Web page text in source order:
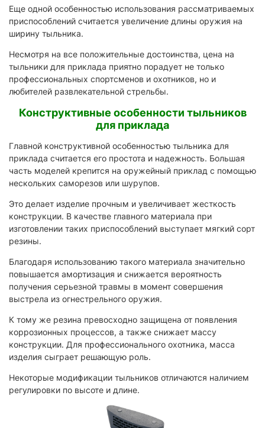
Еще одной особенностью использования рассматриваемых
приспособлений считается увеличение длины оружия на
ширину тыльника.
Несмотря на все положительные достоинства, цена на
тыльники для приклада приятно порадует не только
профессиональных спортсменов и охотников, но и
любителей развлекательной стрельбы.
Конструктивные особенности тыльников
для приклада
Главной конструктивной особенностью тыльника для
приклада считается его простота и надежность. Большая
часть моделей крепится на оружейный приклад с помощью
нескольких саморезов или шурупов.
Это делает изделие прочным и увеличивает жесткость
конструкции. В качестве главного материала при
изготовлении таких приспособлений выступает мягкий сорт
резины.
Благодаря использованию такого материала значительно
повышается амортизация и снижается вероятность
получения серьезной травмы в момент совершения
выстрела из огнестрельного оружия.
К тому же резина превосходно защищена от появления
коррозионных процессов, а также снижает массу
конструкции. Для профессионального охотника, масса
изделия сыграет решающую роль.
Некоторые модификации тыльников отличаются наличием
регулировки по высоте и длине.